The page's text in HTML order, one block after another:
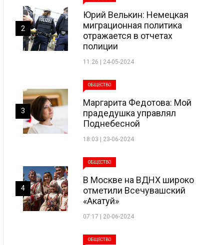
Юрий Велькин: Немецкая
миграционная политика
отражается в отчетах
полиции
11:26 | 24-05-2024
2
ОБЩЕСТВО
Маргарита Федотова: Мой
прадедушка управлял
Поднебесной
18:03 | 23-06-2024
3
ОБЩЕСТВО
В Москве на ВДНХ широко
отметили Всечувашский
«Акатуй»
07:17 | 20-06-2024
4
ОБЩЕСТВО